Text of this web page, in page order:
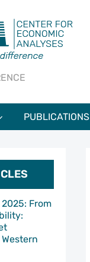
PUBLICATIONS
From